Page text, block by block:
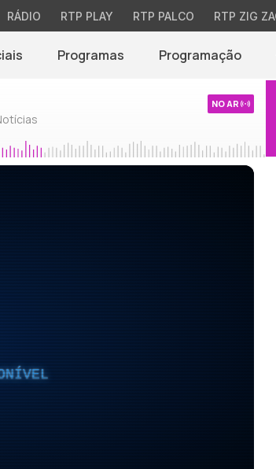
RÁDIO RTP PLAY RTP PALCO RTP ZIG
Programas Programação
NO AR